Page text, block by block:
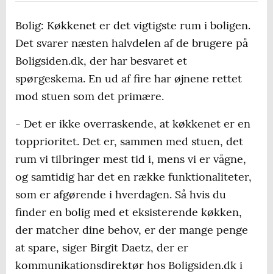
Bolig: Køkkenet er det vigtigste rum i boligen.
Det svarer næsten halvdelen af de brugere på
Boligsiden.dk, der har besvaret et
spørgeskema. En ud af fire har øjnene rettet
mod stuen som det primære.
- Det er ikke overraskende, at køkkenet er en
topprioritet. Det er, sammen med stuen, det
rum vi tilbringer mest tid i, mens vi er vågne,
og samtidig har det en række funktionaliteter,
som er afgørende i hverdagen. Så hvis du
finder en bolig med et eksisterende køkken,
der matcher dine behov, er der mange penge
at spare, siger Birgit Daetz, der er
kommunikationsdirektør hos Boligsiden.dk i